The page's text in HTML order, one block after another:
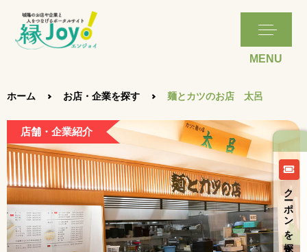
クーポンを探す
ホーム お店・企業を探す 麺とカツのお店 太呂
店舗・企業紹介